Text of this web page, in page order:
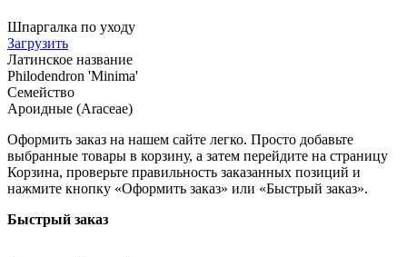
Шпаргалка по уходу
Загрузить
Латинское название
Philodendron 'Minima'
Семейство
Ароидные (Araceae)
Оформить заказ на нашем сайте легко. Просто добавьте
выбранные товары в корзину, а затем перейдите на страницу
Корзина, проверьте правильность заказанных позиций и
нажмите кнопку «Оформить заказ» или «Быстрый заказ».
Быстрый заказ